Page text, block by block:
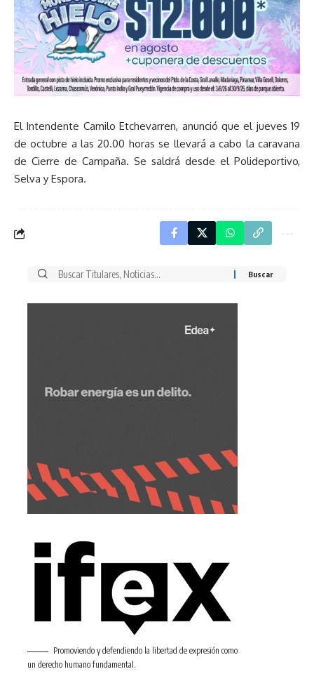
El Intendente Camilo Etchevarren, anunció que el jueves 19
de octubre a las 20.00 horas se llevará a cabo la caravana
de Cierre de Campaña. Se saldrá desde el Polideportivo,
Selva y Espora.
Buscar
Promoviendo y defendiendo la libertad de expresión como
un derecho humano fundamental.